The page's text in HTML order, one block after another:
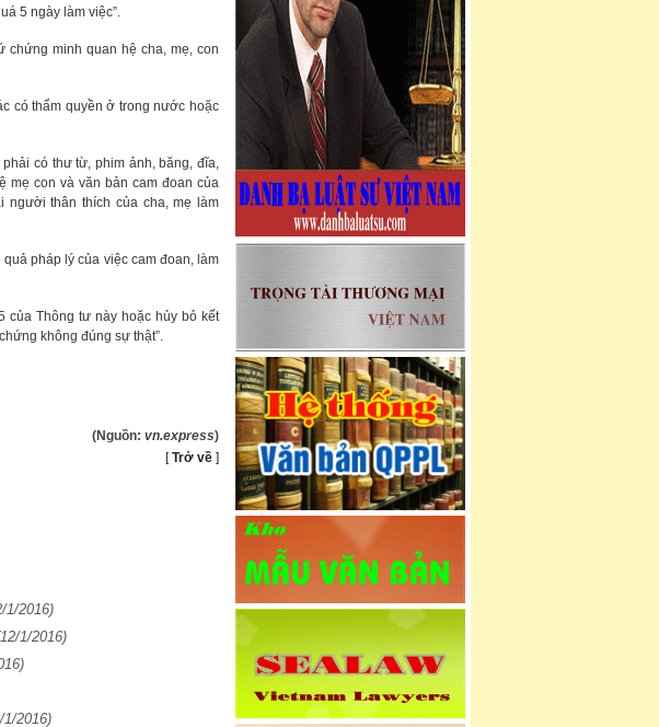
5 ngày làm việc”.
chứng minh quan hệ cha, mẹ, con
có thẩm quyền ở trong nước hoặc
có thư từ, phim ảnh, băng, đĩa,
mẹ con và văn bản cam đoan của
người thân thích của cha, mẹ làm
pháp lý của việc cam đoan, làm
của Thông tư này hoặc hủy bỏ kết
không đúng sự thật”.
(Nguồn: vn.express)
[Trở về ]
1/2016)
1/2016)
1/2016)